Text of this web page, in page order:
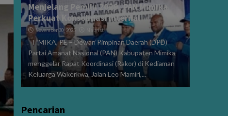
Menjelang Pemilu 2029, PAN Mimika
Perkuat Konsolidasi Internal
November 30, 2025 Maurist
TIMIKA, PE – Dewan Pimpinan Daerah (DPD)
Partai Amanat Nasional (PAN) Kabupaten Mimika
menggelar Rapat Koordinasi (Rakor) di Kediaman
Keluarga Wakerkwa, Jalan Leo Mamiri,...
Pencarian